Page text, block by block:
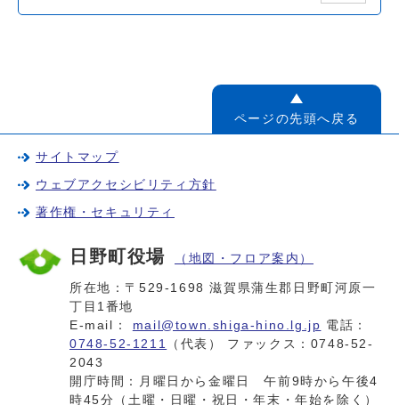
ページの先頭へ戻る
サイトマップ
ウェブアクセシビリティ方針
著作権・セキュリティ
日野町役場 （地図・フロア案内）
所在地：〒529-1698 滋賀県蒲生郡日野町河原一
丁目1番地
E-mail： mail@town.shiga-hino.lg.jp 電話：
0748-52-1211
（代表） ファックス：0748-52-
2043
開庁時間：月曜日から金曜日 午前9時から午後4
時45分（土曜・日曜・祝日・年末・年始を除く）